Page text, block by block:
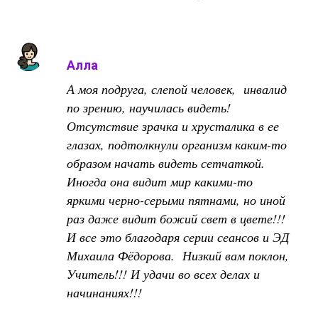
Алла
А моя подруга, слепой человек, инвалид
по зрению, научилась видеть!
Отсутствие зрачка и хрусталика в ее
глазах, подтолкнули организм каким-то
образом начать видеть сетчаткой.
Иногда она видит мир какими-то
яркими черно-серыми пятнами, но иной
раз даже видит божий свет в цвете!!!
И все это благодаря серии сеансов и ЭД
Михаила Фёдорова. Низкий вам поклон,
Учитель!!! И удачи во всех делах и
начинаниях!!!